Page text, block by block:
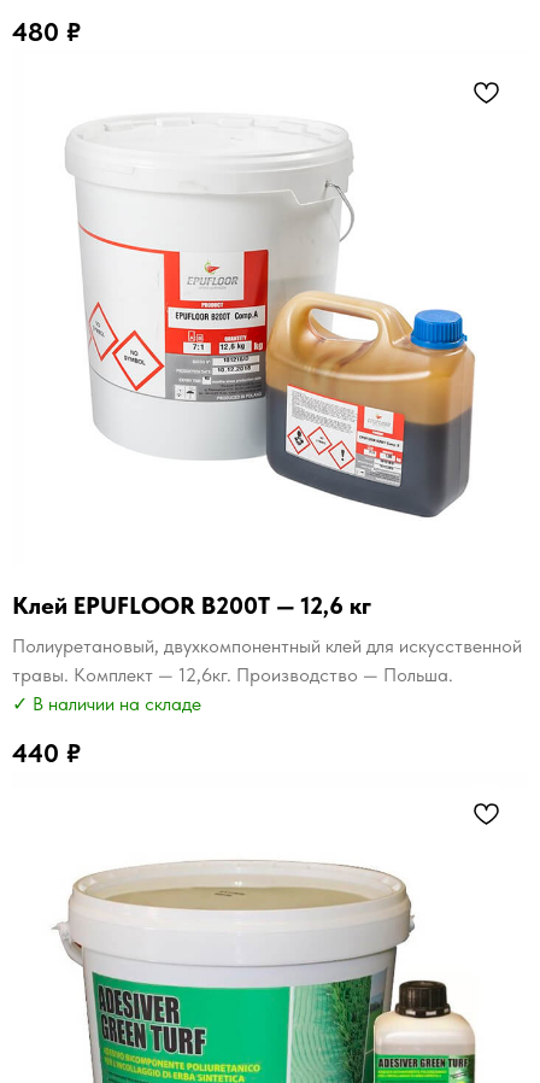
480 ₽
Клей EPUFLOOR B200T — 12,6 кг
Полиуретановый, двухкомпонентный клей для искусственной
травы. Комплект — 12,6кг. Производство — Польша.
✓ В наличии на складе
440 ₽